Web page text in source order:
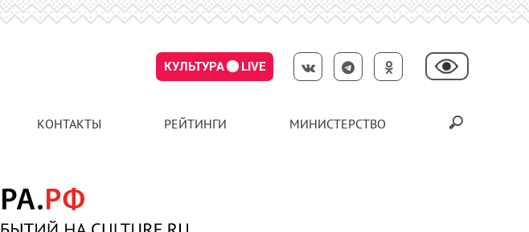
КУЛЬТУРА LIVE
КОНТАКТЫ РЕЙТИНГИ МИНИСТЕРСТВО